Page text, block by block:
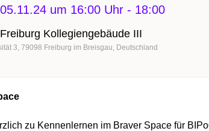
um 16:00 Uhr - 18:00
Kollegiengebäude III
3 79098 Freiburg im Breisgau Deutschland
zu Kennenlernen im Braver Space für